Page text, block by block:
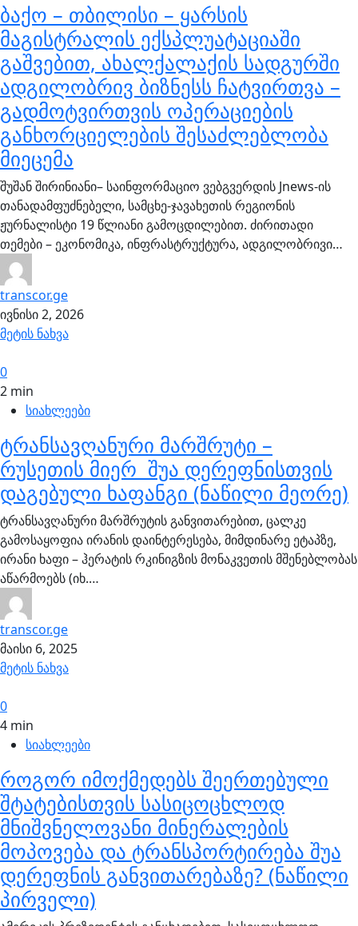
ბაქო – თბილისი – ყარსის
მაგისტრალის ექსპლუატაციაში
გაშვებით, ახალქალაქის სადგურში
ადგილობრივ ბიზნესს ჩატვირთვა –
გადმოტვირთვის ოპერაციების
განხორციელების შესაძლებლობა
მიეცემა
შუშან შირინიანი– საინფორმაციო ვებგვერდის Jnews-ის
თანადამფუძნებელი, სამცხე-ჯავახეთის რეგიონის
ჟურნალისტი 19 წლიანი გამოცდილებით. ძირითადი
თემები – ეკონომიკა, ინფრასტრუქტურა, ადგილობრივი…
transcor.ge
ივნისი 2, 2026
მეტის ნახვა
0
2 min
სიახლეები
ტრანსავღანური მარშრუტი –
რუსეთის მიერ შუა დერეფნისთვის
დაგებული ხაფანგი (ნაწილი მეორე)
ტრანსავღანური მარშრუტის განვითარებით, ცალკე
გამოსაყოფია ირანის დაინტერესება, მიმდინარე ეტაპზე,
ირანი ხაფი – ჰერატის რკინიგზის მონაკვეთის მშენებლობას
აწარმოებს (იხ.…
transcor.ge
მაისი 6, 2025
მეტის ნახვა
0
4 min
სიახლეები
როგორ იმოქმედებს შეერთებული
შტატებისთვის სასიცოცხლოდ
მნიშვნელოვანი მინერალების
მოპოვება და ტრანსპორტირება შუა
დერეფნის განვითარებაზე? (ნაწილი
პირველი)